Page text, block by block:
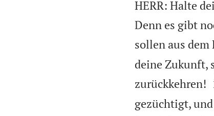
HERR: Halte
Denn es gibt
sollen aus dem
deine Zukunft,
zurückkehren!
gezüchtigt,